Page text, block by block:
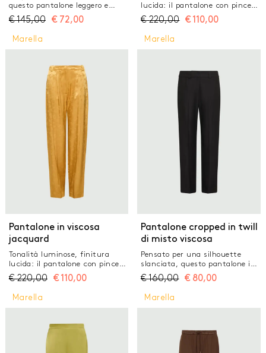
questo pantalone leggero e
aderente. Il look rimane pulito,
con un tocco sartoriale, da
abbinare a top tricot o camicie
dalle stampe vibranti. Tessuto
del legno, fibra ricavata nel
rispetto del patrimonio
forestale Pantalone in viscosa e
lino stretch Fit aderente
Chiusura nascosta e inserto
elastico sul retro della vita
Tasche laterali alla francese e
posteriori a filetto Pieta stirata
fronte e retro, logo ricamato
sul fianco sinistro
€ 145,00 € 72,00
lucida: il pantalone con pince
viene proposto in raso di viscosa
jacquard, con una fantasia a
micro bouquet dal cuore
romantico. Per le occasioni
capsule Selected By Deema Al
Asadi Pantalone in pura viscosa
jacquard Fit regolare con linea
Chiusura con gancio a uomo e
cintura interna precostruita
Doppia pince ai fianchi con
linea bombata sulla gamba
Tasche laterali alla francese e
posteriori con filetto
€ 220,00 € 110,00
Marella
Pantalone in viscosa
jacquard
Tonalità luminose, finitura
lucida: il pantalone con pince
viene proposto in raso di viscosa
jacquard, con una fantasia a
micro bouquet dal cuore
romantico. Per le occasioni
capsule Selected By Deema Al
Asadi Pantalone in pura viscosa
€ 220,00 € 110,00
Marella
Pantalone cropped in twill
di misto viscosa
Pensato per una silhouette
slanciata, questo pantalone in
misto viscosa accarezza le
forme e gioca con dettagli
sartoriali, come la chiusura a
uomo. Cropped alla caviglia per
twill di lyocell e viscosa stretch
Fit regolare Chiusura con
gancio a uomo Tasche laterali
€ 160,00 € 80,00
Marella Marella